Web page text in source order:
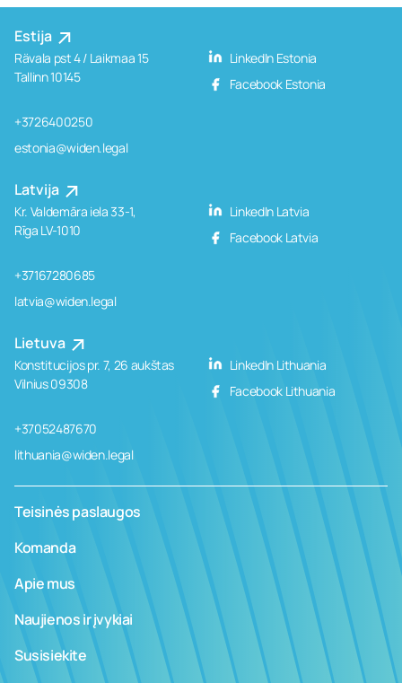
Estija
Rävala pst 4 / Laikmaa 15
Tallinn 10145
+3726400250
estonia@widen.legal
LinkedIn Estonia
Facebook Estonia
Latvija
Kr. Valdemāra iela 33-1,
Rīga LV-1010
+37167280685
latvia@widen.legal
LinkedIn Latvia
Facebook Latvia
Lietuva
Konstitucijos pr. 7, 26 aukštas
Vilnius 09308
+37052487670
lithuania@widen.legal
LinkedIn Lithuania
Facebook Lithuania
Teisinės paslaugos
Komanda
Apie mus
Naujienos ir įvykiai
Susisiekite